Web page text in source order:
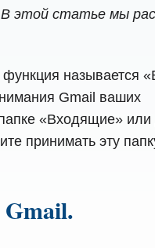
В этой статье мы
функция называется
Gmail ваших
«Входящие» или
принимать эту